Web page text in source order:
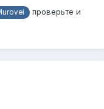
проверьте и